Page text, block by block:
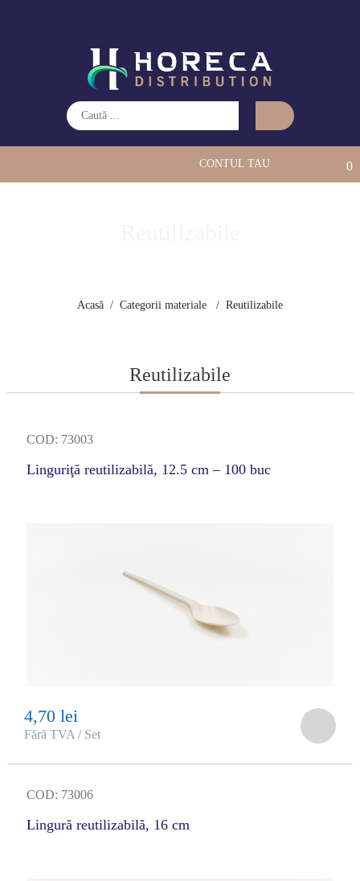
CONTUL TAU 0
Acasă Categorii materiale Reutilizabile
Reutilizabile
COD: 73003
Linguriţă reutilizabilă, 12.5 cm – 100 buc
4,70 lei
Fără TVA / Set
COD: 73006
Lingură reutilizabilă, 16 cm